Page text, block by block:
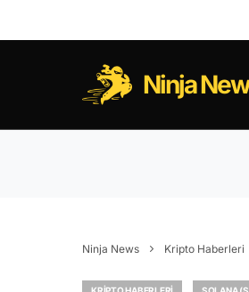
Ninja
Ninja News Kripto Haberleri